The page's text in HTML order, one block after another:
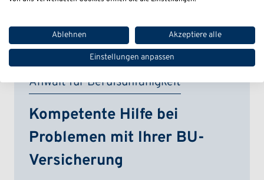
Anwalt für Berufsunfähigkeit
Kompetente Hilfe bei
Problemen mit Ihrer BU-
Versicherung
Ablehnen Akzeptiere alle
Einstellungen anpassen